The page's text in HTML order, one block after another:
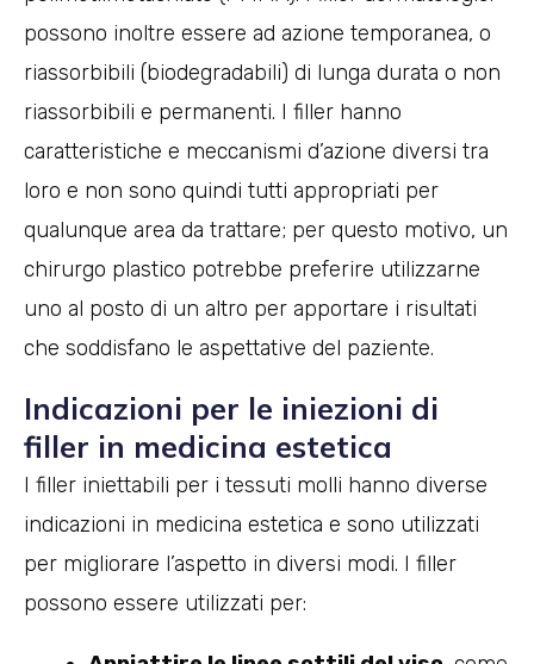
possono inoltre essere ad azione temporanea, o
riassorbibili (biodegradabili) di lunga durata o non
riassorbibili e permanenti. I filler hanno
caratteristiche e meccanismi d’azione diversi tra
loro e non sono quindi tutti appropriati per
qualunque area da trattare; per questo motivo, un
chirurgo plastico potrebbe preferire utilizzarne
uno al posto di un altro per apportare i risultati
che soddisfano le aspettative del paziente.
Indicazioni per le iniezioni di
filler in medicina estetica
I filler iniettabili per i tessuti molli hanno diverse
indicazioni in medicina estetica e sono utilizzati
per migliorare l’aspetto in diversi modi. I filler
possono essere utilizzati per: